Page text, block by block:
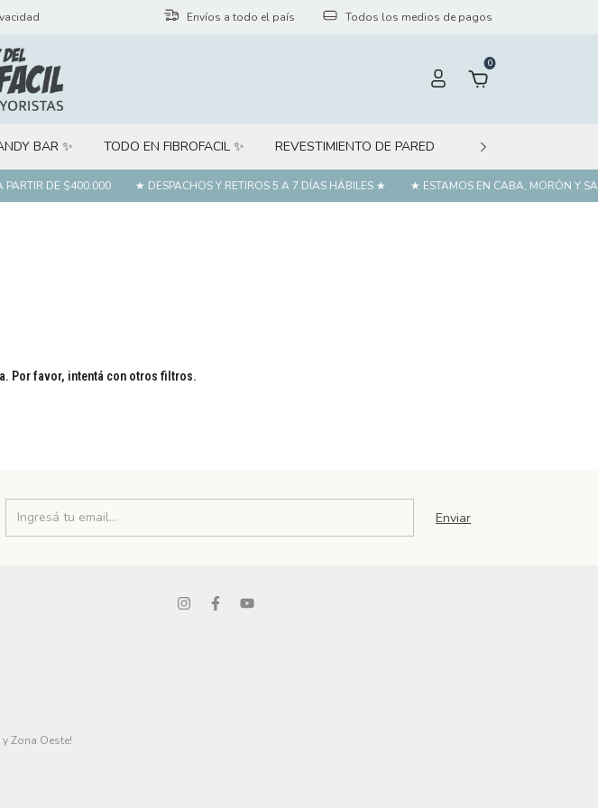
Envíos a todo el país Todos los medios de pagos
0
BAR ✨ TODO EN FIBROFACIL ✨ REVESTIMIENTO DE PARED PÁGINA WEB
DE $400.000 ★ DESPACHOS Y RETIROS 5 A 7 DÍAS HÁBILES ★ ★ ESTAMOS EN CABA, MORÓN Y
Por favor, intentá con otros filtros.
Zona Oeste!